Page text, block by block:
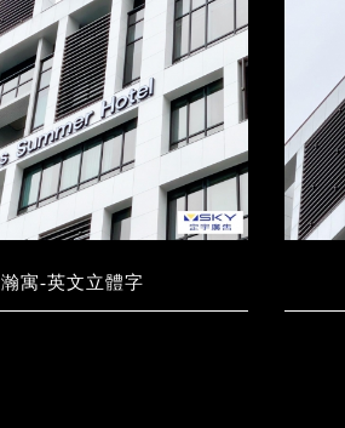
瀚寓-英文立體字